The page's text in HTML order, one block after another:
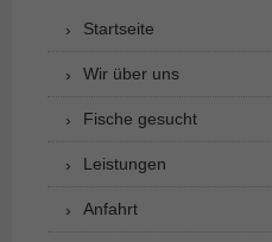
Startseite
Wir über uns
Fische gesucht
Leistungen
Anfahrt